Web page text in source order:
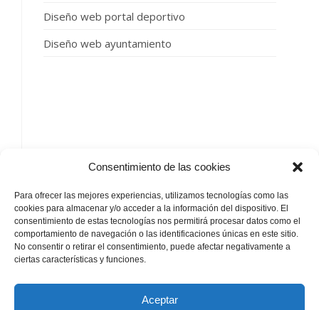
Consentimiento de las cookies
Para ofrecer las mejores experiencias, utilizamos tecnologías como las
cookies para almacenar y/o acceder a la información del dispositivo. El
consentimiento de estas tecnologías nos permitirá procesar datos como el
comportamiento de navegación o las identificaciones únicas en este sitio.
No consentir o retirar el consentimiento, puede afectar negativamente a
ciertas características y funciones.
Aceptar
Diseño web portal deportivo
Diseño web ayuntamiento